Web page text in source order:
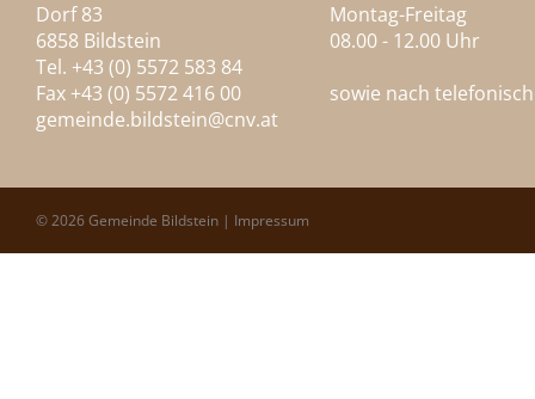
Dorf 83
6858 Bildstein
Tel. +43 (0) 5572 583 84
Fax +43 (0) 5572 416 00
gemeinde.bildstein@cnv.at
Montag-Freitag
08.00 - 12.00 Uhr
sowie nach
© 2026 Gemeinde Bildstein | Impressum